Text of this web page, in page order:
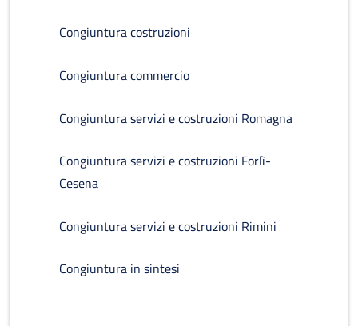
Congiuntura costruzioni
Congiuntura commercio
Congiuntura servizi e costruzioni Romagna
Congiuntura servizi e costruzioni Forlì-
Cesena
Congiuntura servizi e costruzioni Rimini
Congiuntura in sintesi